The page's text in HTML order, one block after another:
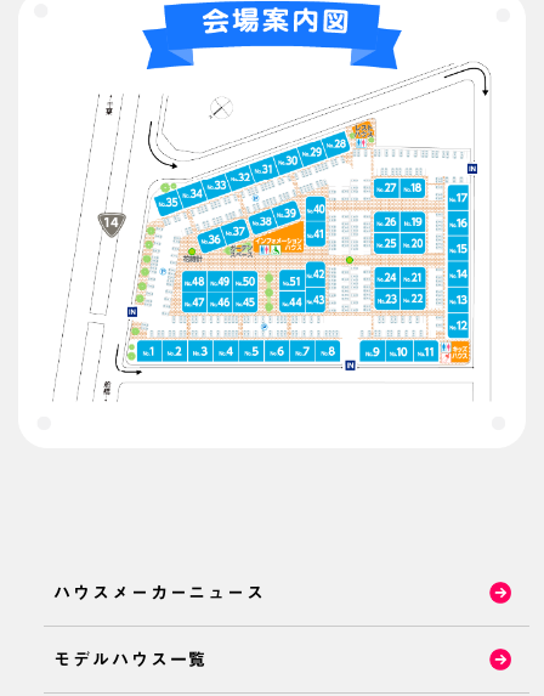
ハウスメーカーニュース
モデルハウス一覧